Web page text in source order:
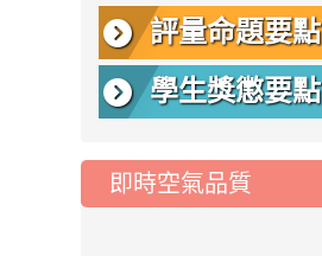
評量命題要點
學生獎懲要點
即時空氣品質